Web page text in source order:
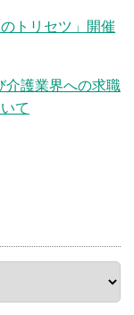
トリセツ」開催
介護業界への求職
て